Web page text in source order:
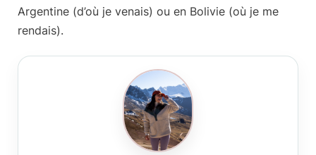
Argentine (d’où je venais) ou en Bolivie (où je me
rendais).